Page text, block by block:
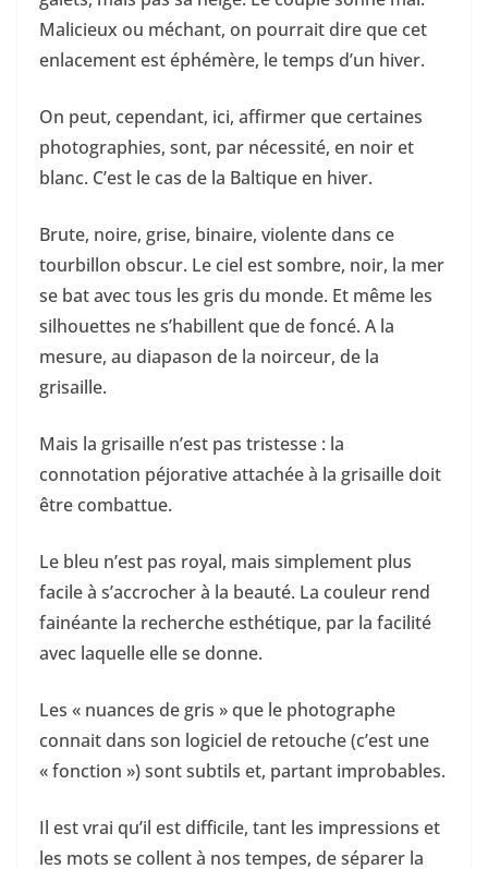
Malicieux ou méchant, on pourrait dire que cet
enlacement est éphémère, le temps d’un hiver.
On peut, cependant, ici, affirmer que certaines
photographies, sont, par nécessité, en noir et
blanc. C’est le cas de la Baltique en hiver.
Brute, noire, grise, binaire, violente dans ce
tourbillon obscur. Le ciel est sombre, noir, la mer
se bat avec tous les gris du monde. Et même les
silhouettes ne s’habillent que de foncé. A la
mesure, au diapason de la noirceur, de la
grisaille.
Mais la grisaille n’est pas tristesse : la
connotation péjorative attachée à la grisaille doit
être combattue.
Le bleu n’est pas royal, mais simplement plus
facile à s’accrocher à la beauté. La couleur rend
fainéante la recherche esthétique, par la facilité
avec laquelle elle se donne.
Les « nuances de gris » que le photographe
connait dans son logiciel de retouche (c’est une
« fonction ») sont subtils et, partant improbables.
Il est vrai qu’il est difficile, tant les impressions et
les mots se collent à nos tempes, de séparer la